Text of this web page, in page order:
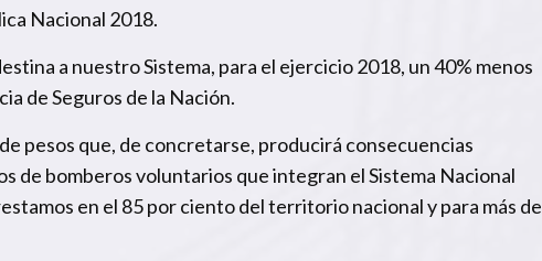
Nacional 2018.
a nuestro Sistema, para el ejercicio 2018, un 40% menos
de Seguros de la Nación.
pesos que, de concretarse, producirá consecuencias
de bomberos voluntarios que integran el Sistema Nacional
en el 85 por ciento del territorio nacional y para más de